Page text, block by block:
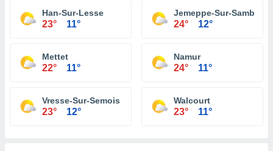
Han-Sur-Lesse
23° 11°
Jemeppe-Sur-Sambre
24° 12°
Mettet
22° 11°
Namur
24° 11°
Vresse-Sur-Semois
23° 12°
Walcourt
23° 11°